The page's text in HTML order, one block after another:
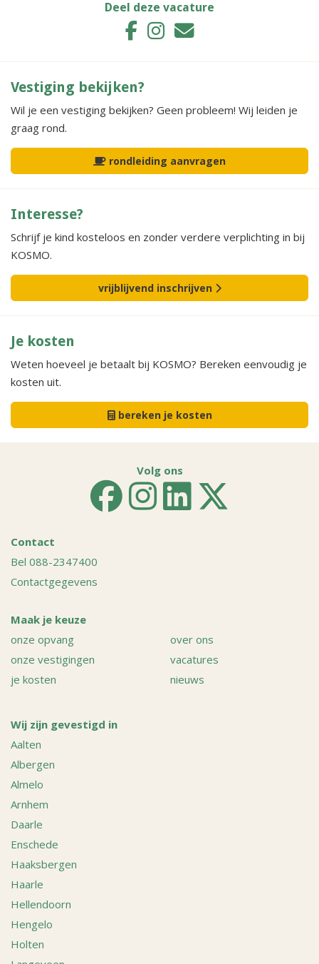
Deel deze vacature
Vestiging bekijken?
Wil je een vestiging bekijken? Geen probleem! Wij leiden je
graag rond.
rondleiding aanvragen
Interesse?
Schrijf je kind kosteloos en zonder verdere verplichting in bij
KOSMO.
vrijblijvend inschrijven
Je kosten
Weten hoeveel je betaalt bij KOSMO? Bereken eenvoudig je
kosten uit.
bereken je kosten
Volg ons
Contact
Bel 088-2347400
Contactgegevens
Maak je keuze
onze opvang
onze vestigingen
je kosten
over ons
vacatures
nieuws
Wij zijn gevestigd in
Aalten
Albergen
Almelo
Arnhem
Daarle
Enschede
Haaksbergen
Haarle
Hellendoorn
Hengelo
Holten